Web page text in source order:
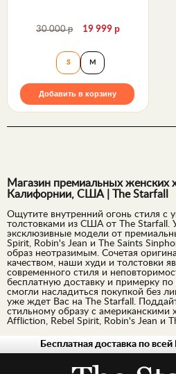
30 000р 19 999р
Худи GFTZH090200
S M
Добавить в корзину
Магазин премиальных женских
Калифорнии, США | The Starfall
Ощутите внутренний огонь стиля с
толстовками из США от The Starfall.
эксклюзивные модели от
Spirit, Robin's Jean и The Saints
образ неотразимым. Сочетая
качеством, наши худи и толстовки
современного стиля и
бесплатную доставку и примерку
смогли насладиться покупкой без
уже ждет Вас на The Starfall.
стильному образу с американскими
Affliction, Rebel Spirit, Robin's Jean и
Бесплатная доставка по